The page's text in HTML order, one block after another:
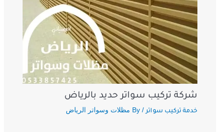
شركة تركيب سواتر حديد بالرياض
خدمة تركيب سواتر / By مظلات وسواتر الرياض